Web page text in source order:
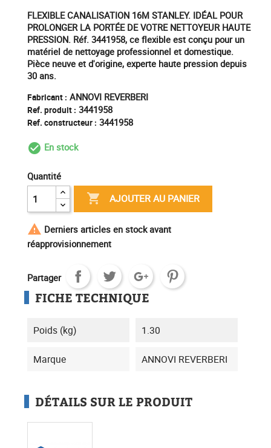
FLEXIBLE CANALISATION 16M STANLEY. IDÉAL POUR
PROLONGER LA PORTÉE DE VOTRE NETTOYEUR HAUTE
PRESSION. Réf. 3441958, ce flexible est conçu pour un
matériel de nettoyage professionnel et domestique.
Pièce neuve et d'origine, experte haute pression depuis
30 ans.
Fabricant : ANNOVI REVERBERI
Ref. produit : 3441958
Ref. constructeur : 3441958
check_circle_outline
En stock
Quantité
 AJOUTER AU PANIER
 Derniers articles en stock avant
réapprovisionnement
Partager
FICHE TECHNIQUE
Poids (kg) 1.30
Marque ANNOVI REVERBERI
DÉTAILS SUR LE PRODUIT